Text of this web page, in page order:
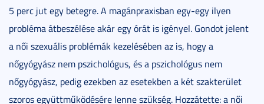
5 perc jut egy betegre. A magánpraxisban egy-egy ilyen
probléma átbeszélése akár egy órát is igényel. Gondot jelent
a női szexuális problémák kezelésében az is, hogy a
nőgyógyász nem pszichológus, és a pszichológus nem
nőgyógyász, pedig ezekben az esetekben a két szakterület
szoros együttműködésére lenne szükség. Hozzátette: a női